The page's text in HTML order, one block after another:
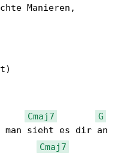
Cmaj7
G
sieht es dir an
Cmaj7